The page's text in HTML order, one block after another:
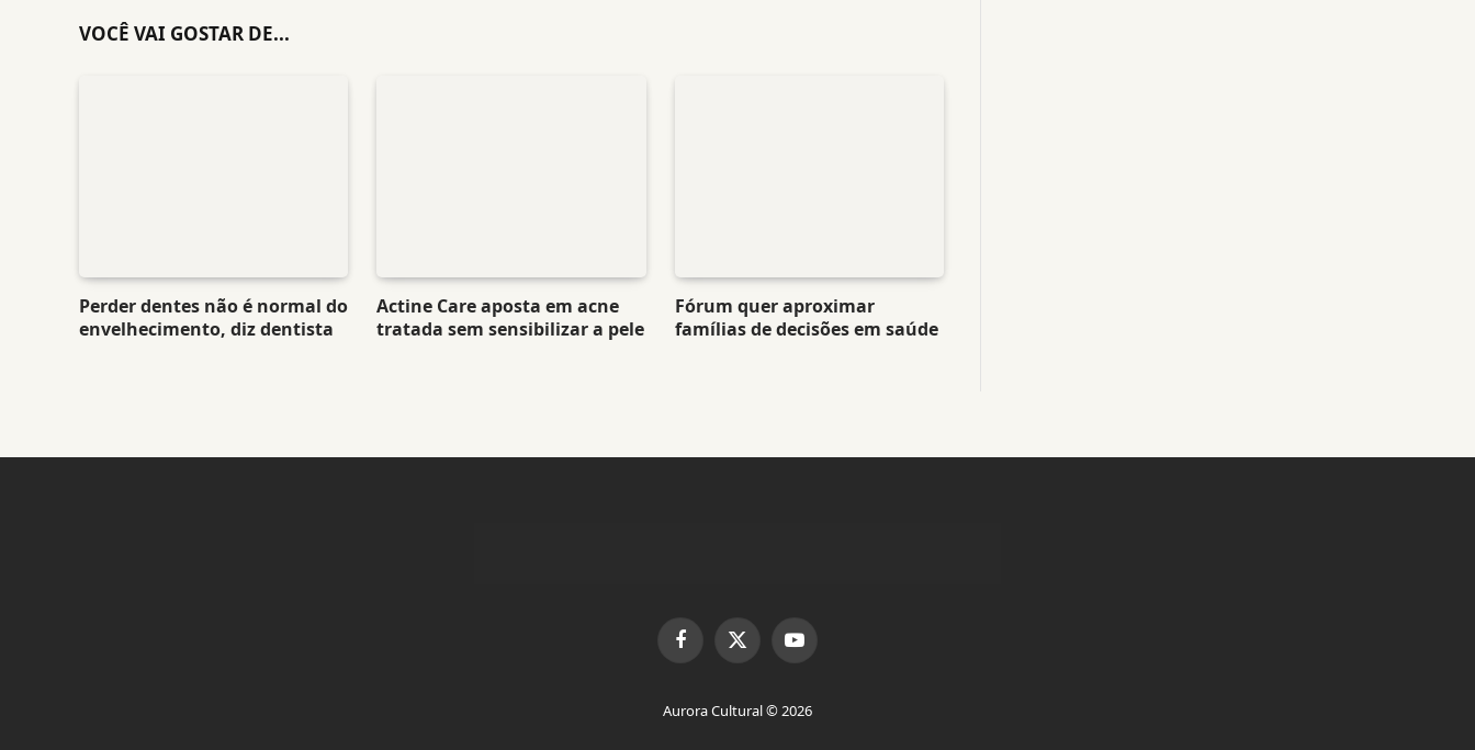
VOCÊ VAI GOSTAR DE...
Perder dentes não é normal do
envelhecimento, diz dentista
Actine Care aposta em acne
tratada sem sensibilizar a pele
Fórum quer aproximar
famílias de decisões em saúde
FacebookX
YouTube
Aurora Cultural © 2026